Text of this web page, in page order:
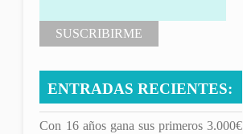
ENTRADAS RECIENTES:
Con 16 años gana sus primeros 3.000€